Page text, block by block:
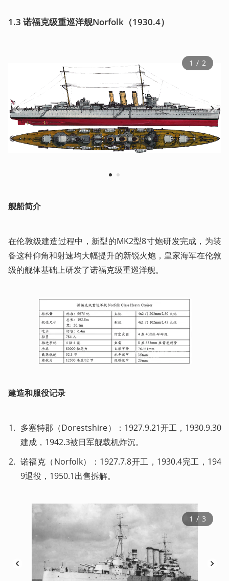
1.3 诺福克级重巡洋舰Norfolk（1930.4）
1 2
1 / 2
舰船简介
在伦敦级建造过程中，新型的MK2型8寸炮研发完成，为装
备这种仰角和射速均大幅提升的新锐火炮，皇家海军在伦敦
级的舰体基础上研发了诺福克级重巡洋舰。
建造和服役记录
多塞特郡（Dorestshire）：1927.9.21开工，1930.9.30
建成，1942.3被日军舰载机炸沉。
诺福克（Norfolk）：1927.7.8开工，1930.4完工，194
9退役，1950.1出售拆解。
1 / 3